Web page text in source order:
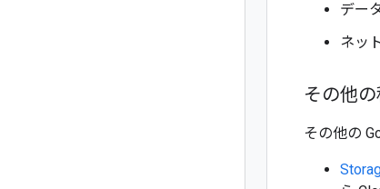
デー
ネッ
その他
その他の